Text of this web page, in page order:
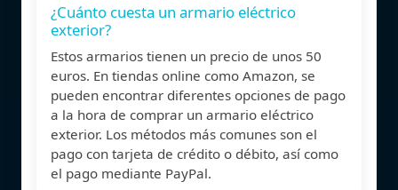
¿Cuánto cuesta un armario eléctrico
exterior?
Estos armarios tienen un precio de unos 50
euros. En tiendas online como Amazon, se
pueden encontrar diferentes opciones de pago
a la hora de comprar un armario eléctrico
exterior. Los métodos más comunes son el
pago con tarjeta de crédito o débito, así como
el pago mediante PayPal.